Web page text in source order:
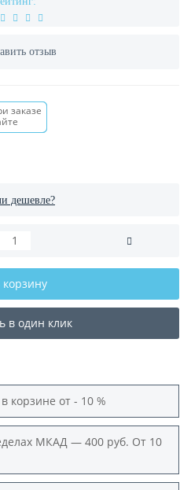
отзыв
заказе
дешевле?
корзину
в один клик
корзине от - 10 %
МКАД — 400 руб. От 10